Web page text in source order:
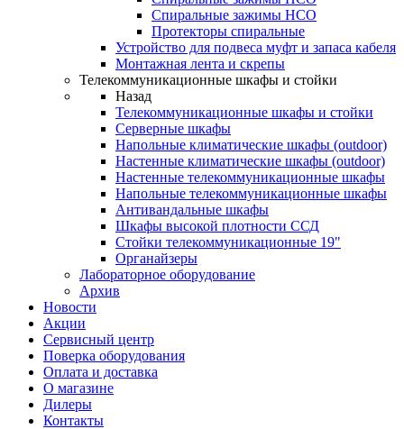
Спиральные зажимы НСО
Протекторы спиральные
Устройство для подвеса муфт и запаса кабеля
Монтажная лента и скрепы
Телекоммуникационные шкафы и стойки
Назад
Телекоммуникационные шкафы и стойки
Серверные шкафы
Напольные климатические шкафы (outdoor)
Настенные климатические шкафы (outdoor)
Настенные телекоммуникационные шкафы
Напольные телекоммуникационные шкафы
Антивандальные шкафы
Шкафы высокой плотности ССД
Стойки телекоммуникационные 19"
Органайзеры
Лабораторное оборудование
Архив
Новости
Акции
Сервисный центр
Поверка оборудования
Оплата и доставка
О магазине
Дилеры
Контакты